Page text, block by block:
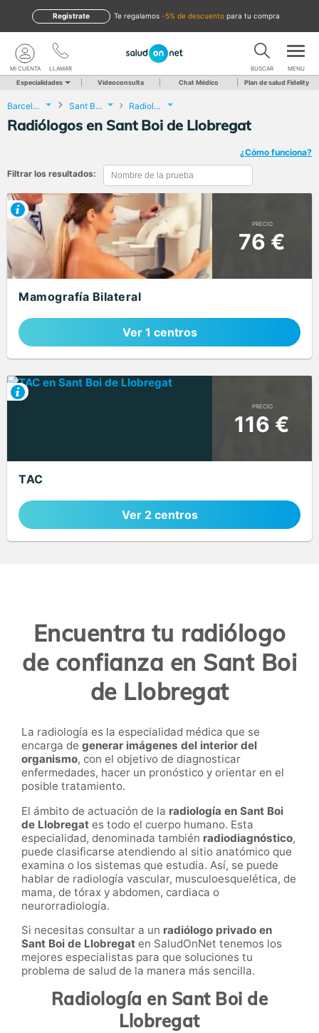
te regalamos -5% de descuento para tu compra
Regístrate
LLAMAR
MI CUENTA BUSCAR MENU
Especialidades Videoconsulta Chat Médico Plan de salud Fidelity
Barcelona Sant Boi de Llobregat Radiología
Radiólogos en Sant Boi de Llobregat
¿Cómo funciona?
Filtrar los resultados:
PRECIO
76 €
Mamografía Bilateral
Ver 1 centros
PRECIO
116 €
TAC
Ver 2 centros
Encuentra tu radiólogo
de confianza en Sant Boi
de Llobregat
La radiología es la especialidad médica que se
encarga de generar imágenes del interior del
organismo, con el objetivo de diagnosticar
enfermedades, hacer un pronóstico y orientar en el
posible tratamiento.
El ámbito de actuación de la radiología en Sant Boi
de Llobregat es todo el cuerpo humano. Esta
especialidad, denominada también radiodiagnóstico,
puede clasificarse atendiendo al sitio anatómico que
examina o los sistemas que estudia. Así, se puede
hablar de radiología vascular, musculoesquelética, de
mama, de tórax y abdomen, cardiaca o
neurorradiología.
Si necesitas consultar a un radiólogo privado en
Sant Boi de Llobregat en SaludOnNet tenemos los
mejores especialistas para que soluciones tu
problema de salud de la manera más sencilla.
Radiología en Sant Boi de
Llobregat